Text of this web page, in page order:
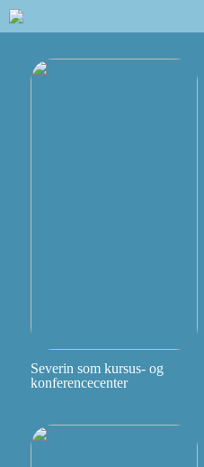
Severin som kursus- og
konferencecenter